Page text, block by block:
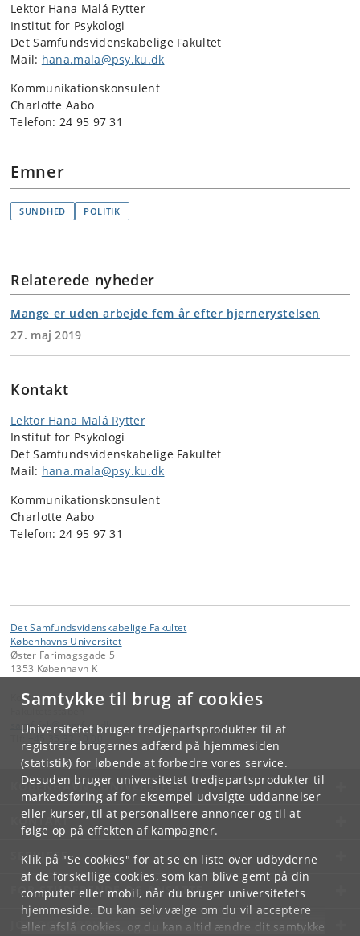
Samtykke til brug af cookies
Universitetet bruger tredjepartsprodukter til at
registrere brugernes adfærd på hjemmesiden
(statistik) for løbende at forbedre vores service.
Desuden bruger universitetet tredjepartsprodukter til
markedsføring af for eksempel udvalgte uddannelser
eller kurser, til at personalisere annoncer og til at
følge op på effekten af kampagner.
Klik på "Se cookies" for at se en liste over udbyderne
af de forskellige cookies, som kan blive gemt på din
computer eller mobil, når du bruger universitetets
hjemmeside. Du kan selv vælge om du vil acceptere
eller afslå cookies, og du kan altid ændre dit samtykke
Lektor Hana Malá Rytter
Institut for Psykologi
Det Samfundsvidenskabelige Fakultet
Mail: hana.mala@psy.ku.dk
Kommunikationskonsulent
Charlotte Aabo
Telefon: 24 95 97 31
Emner
SUNDHED POLITIK
Relaterede nyheder
Mange er uden arbejde fem år efter hjernerystelsen
27. maj 2019
Kontakt
Lektor Hana Malá Rytter
Institut for Psykologi
Det Samfundsvidenskabelige Fakultet
Mail: hana.mala@psy.ku.dk
Kommunikationskonsulent
Charlotte Aabo
Telefon: 24 95 97 31
Det Samfundsvidenskabelige Fakultet
Københavns Universitet
Øster Farimagsgade 5
1353 København K
Kontakt:
Fakultetsstaben
samf-fak @samf.ku.dk
KØBENHAVNS UNIVERSITET
KONTAKT
SERVICES
FOR STUDERENDE OG ANSATTE
JOB OG KARRIERE